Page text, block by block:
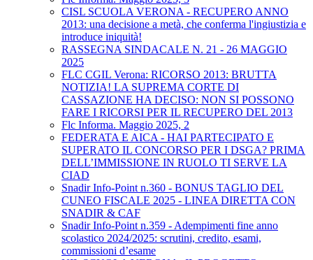
CISL SCUOLA VERONA - RECUPERO ANNO
2013: una decisione a metà, che conferma l'ingiustizia e
introduce iniquità!
RASSEGNA SINDACALE N. 21 - 26 MAGGIO
2025
FLC CGIL Verona: RICORSO 2013: BRUTTA
NOTIZIA! LA SUPREMA CORTE DI
CASSAZIONE HA DECISO: NON SI POSSONO
FARE I RICORSI PER IL RECUPERO DEL 2013
Flc Informa. Maggio 2025, 2
FEDERATA E AICA - HAI PARTECIPATO E
SUPERATO IL CONCORSO PER I DSGA? PRIMA
DELL’IMMISSIONE IN RUOLO TI SERVE LA
CIAD
Snadir Info-Point n.360 - BONUS TAGLIO DEL
CUNEO FISCALE 2025 - LINEA DIRETTA CON
SNADIR & CAF
Snadir Info-Point n.359 - Adempimenti fine anno
scolastico 2024/2025: scrutini, credito, esami,
commissioni d’esame